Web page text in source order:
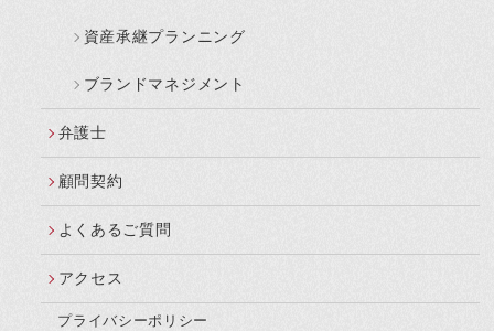
資産承継プランニング
ブランドマネジメント
弁護士
顧問契約
よくあるご質問
アクセス
プライバシーポリシー